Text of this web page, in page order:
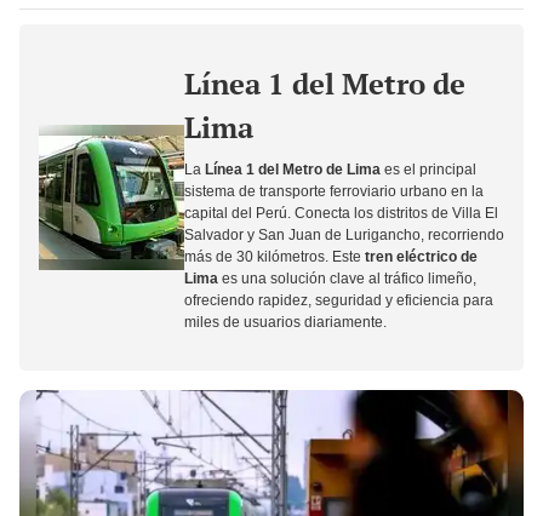
Línea 1 del Metro de
Lima
La Línea 1 del Metro de Lima es el principal
sistema de transporte ferroviario urbano en la
capital del Perú. Conecta los distritos de Villa El
Salvador y San Juan de Lurigancho, recorriendo
más de 30 kilómetros. Este tren eléctrico de
Lima es una solución clave al tráfico limeño,
ofreciendo rapidez, seguridad y eficiencia para
miles de usuarios diariamente.